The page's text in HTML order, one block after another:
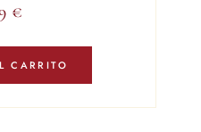
€
CARRITO